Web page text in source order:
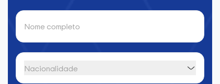
Nome completo
Nacionalidade